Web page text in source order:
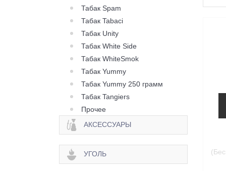
Табак Spam
Табак Tabaci
Табак Unity
Табак White Side
Табак WhiteSmok
Табак Yummy
Табак Yummy 250 грамм
Табак Tangiers
Прочее
АКСЕССУАРЫ
УГОЛЬ